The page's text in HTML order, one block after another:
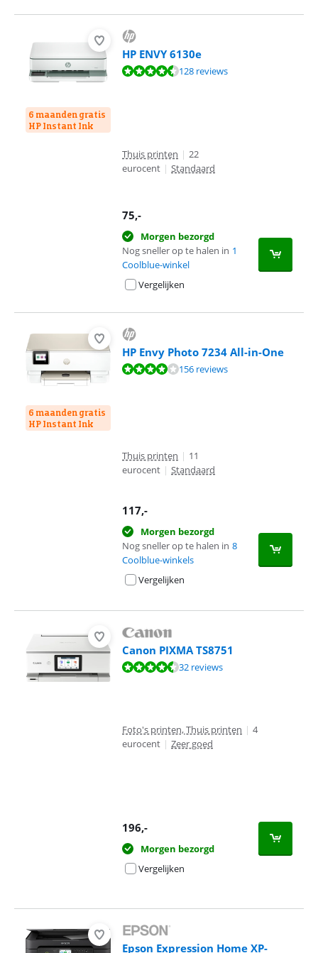
6 maanden gratis
HP Instant Ink
HP ENVY 6130e
Beoordeling is 8,9 van de 10, gebaseerd op 128 reviews.
128 reviews
Thuis printen | 22
eurocent | Standaard
75,-
Morgen bezorgd
Nog sneller op te halen in 1
Coolblue-winkel
Vergelijken
6 maanden gratis
HP Instant Ink
HP Envy Photo 7234 All-in-One
Beoordeling is 8,3 van de 10, gebaseerd op 156 reviews.
156 reviews
Thuis printen | 11
eurocent | Standaard
117,-
Morgen bezorgd
Nog sneller op te halen in 8
Coolblue-winkels
Vergelijken
Canon PIXMA TS8751
Beoordeling is 9,4 van de 10, gebaseerd op 32 reviews.
32 reviews
Foto's printen, Thuis printen | 4
eurocent | Zeer goed
196,-
Morgen bezorgd
Vergelijken
Epson Expression Home XP-